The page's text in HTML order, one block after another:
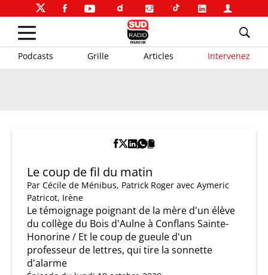
Podcasts Grille Articles Intervenez
Le coup de fil du matin
Par Cécile de Ménibus, Patrick Roger avec Aymeric
Patricot, Irène
Le témoignage poignant de la mère d'un élève
du collège du Bois d'Aulne à Conflans Sainte-
Honorine / Et le coup de gueule d'un
professeur de lettres, qui tire la sonnette
d'alarme